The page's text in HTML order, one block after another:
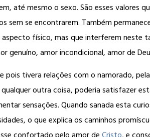
até mesmo o sexo. São esses valores
sem se encontrarem. Também
físico, mas que interferem neste
genuíno, amor incondicional, amor de
tivera relações com o namorado,
outra coisa, poderia satisfazer
sensações. Quando sanada esta
o que explica os caminhos